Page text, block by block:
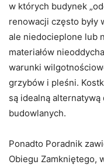
w których budynek
renowacji często
ale niedocieplone lub
materiałów
warunki
grzybów i pleśni.
są idealną
budowlanych.
Ponadto Poradnik
Obiegu Zamkniętego,